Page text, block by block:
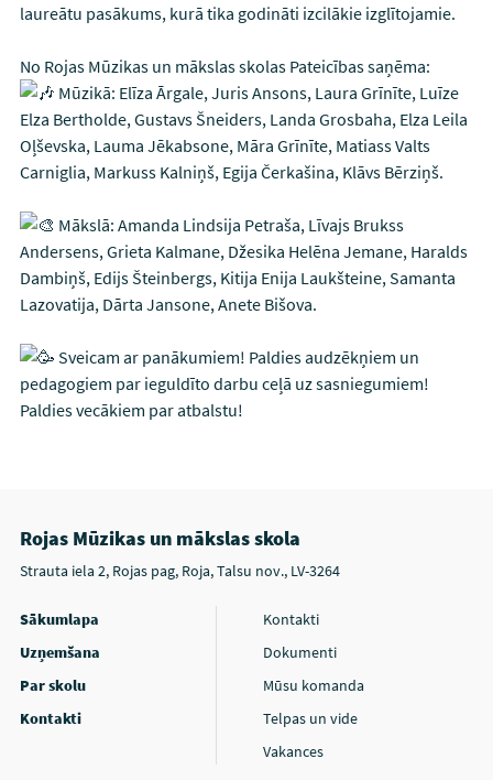
laureātu pasākums, kurā tika godināti izcilākie izglītojamie.
No Rojas Mūzikas un mākslas skolas Pateicības saņēma:
Mūzikā: Elīza Ārgale, Juris Ansons, Laura Grīnīte, Luīze
Elza Bertholde, Gustavs Šneiders, Landa Grosbaha, Elza Leila
Oļševska, Lauma Jēkabsone, Māra Grīnīte, Matiass Valts
Carniglia, Markuss Kalniņš, Egija Čerkašina, Klāvs Bērziņš.
Mākslā: Amanda Lindsija Petraša, Līvajs Brukss
Andersens, Grieta Kalmane, Džesika Helēna Jemane, Haralds
Dambiņš, Edijs Šteinbergs, Kitija Enija Laukšteine, Samanta
Lazovatija, Dārta Jansone, Anete Bišova.
Sveicam ar panākumiem! Paldies audzēkņiem un
pedagogiem par ieguldīto darbu ceļā uz sasniegumiem!
Paldies vecākiem par atbalstu!
Rojas Mūzikas un mākslas skola
Strauta iela 2, Rojas pag, Roja, Talsu nov., LV-3264
Sākumlapa
Uzņemšana
Par skolu
Kontakti
Kontakti
Dokumenti
Mūsu komanda
Telpas un vide
Vakances